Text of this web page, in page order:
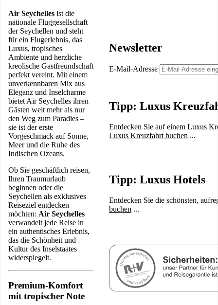
Air Seychelles ist die
nationale Fluggesellschaft
der Seychellen und steht
für ein Flugerlebnis, das
Luxus, tropisches
Ambiente und herzliche
kreolische Gastfreundschaft
perfekt vereint. Mit einem
unverkennbaren Mix aus
Eleganz und Inselcharme
bietet Air Seychelles ihren
Gästen weit mehr als nur
den Weg zum Paradies –
sie ist der erste
Vorgeschmack auf Sonne,
Meer und die Ruhe des
Indischen Ozeans.
Ob Sie geschäftlich reisen,
Ihren Traumurlaub
beginnen oder die
Seychellen als exklusives
Reiseziel entdecken
möchten: Air Seychelles
verwandelt jede Reise in
ein authentisches Erlebnis,
das die Schönheit und
Kultur des Inselstaates
widerspiegelt.
Premium-Komfort
mit tropischer Note
Newsletter
E-Mail-Adresse
Tipp: Luxus
Entdecken Sie auf einem Luxus
Luxus Kreuzfahrt buchen ...
Tipp: Luxus Hotels
Entdecken Sie die schönsten,
buchen ...